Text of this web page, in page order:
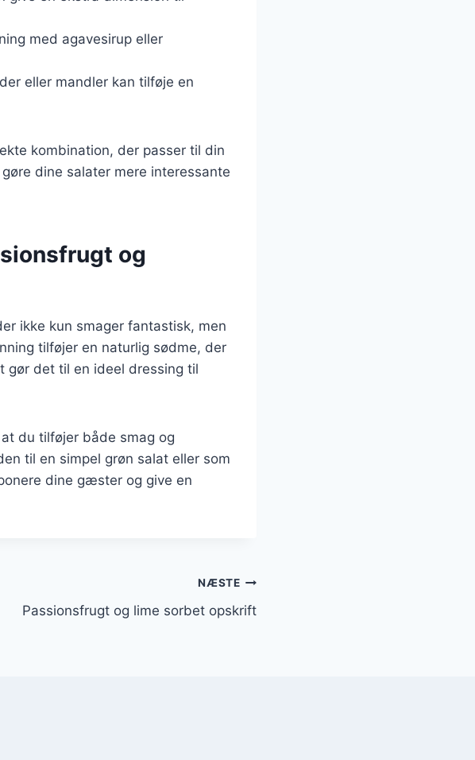
med agavesirup eller
eller mandler kan tilføje en
kombination, der passer til din
dine salater mere interessante
og
ikke kun smager fantastisk, men
tilføjer en naturlig sødme, der
gør det til en ideel dressing til
du tilføjer både smag og
til en simpel grøn salat eller som
dine gæster og give en
NÆSTE
Passionsfrugt og lime sorbet opskrift